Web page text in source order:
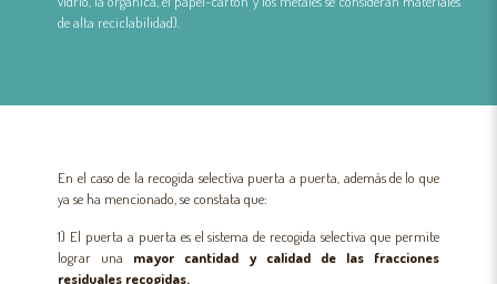
de alta reciclabilidad).
En el caso de la recogida selectiva puerta a puerta, además de lo que
ya se ha mencionado, se constata que:
1) El puerta a puerta es el sistema de recogida selectiva que permite
lograr una mayor cantidad y calidad de las fracciones
residuales recogidas.